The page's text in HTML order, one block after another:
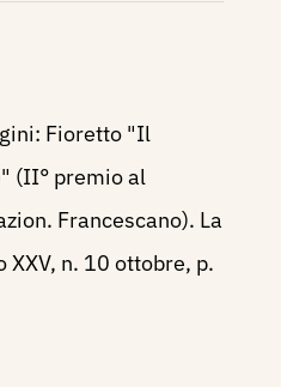
Fioretto "Il
(II° premio al
Francescano). La
XXV, n. 10 ottobre, p.